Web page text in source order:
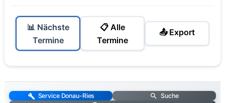
📊 Nächste
Termine
📋 Alle
Termine
📤 Export
Service Donau-Ries
Suche